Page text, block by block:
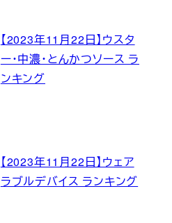
【2023年11月22日】ウスタ
ー・中濃・とんかつソース ラ
ンキング
【2023年11月22日】ウェア
ラブルデバイス ランキング